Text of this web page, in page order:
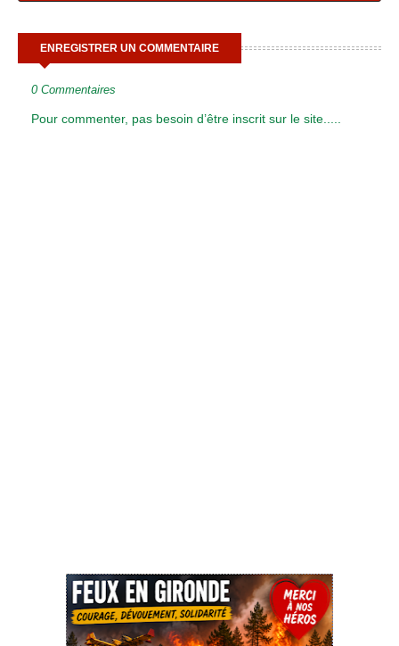
ENREGISTRER UN COMMENTAIRE
0 Commentaires
Pour commenter, pas besoin d’être inscrit sur le site.....